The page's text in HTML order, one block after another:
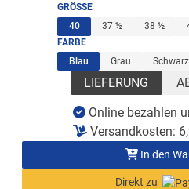
GRÖSSE
40(ausgewählt)
37 ½ 38 ½
FARBE
Blau(ausgewählt)
Grau Schwarz
LIEFERUNG
Online bezahlen
Versandkosten:
In den
Direkt zu